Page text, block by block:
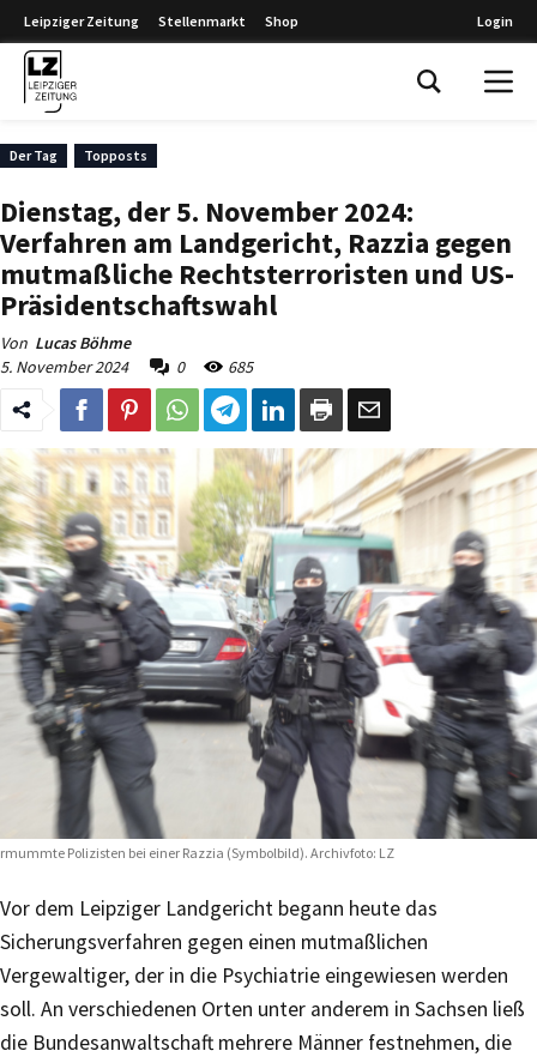
Leipziger Zeitung Stellenmarkt Shop Login
Der Tag Topposts
Dienstag, der 5. November 2024:
Verfahren am Landgericht, Razzia gegen
mutmaßliche Rechtsterroristen und US-
Präsidentschaftswahl
Von Lucas Böhme
5. November 2024
0 685
Polizisten bei einer Razzia (Symbolbild). Archivfoto: LZ
Vor dem Leipziger Landgericht begann heute das
Sicherungsverfahren gegen einen mutmaßlichen
Vergewaltiger, der in die Psychiatrie eingewiesen werden
soll. An verschiedenen Orten unter anderem in Sachsen ließ
die Bundesanwaltschaft mehrere Männer festnehmen, die